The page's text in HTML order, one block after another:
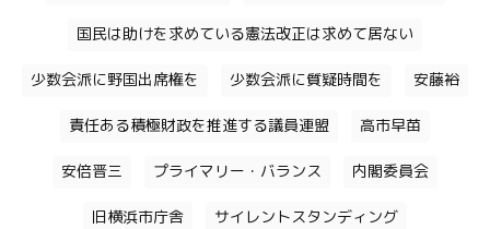
国民は助けを求めている憲法改正は求めて居ない
少数会派に野国出席権を 少数会派に質疑時間を 安藤裕
責任ある積極財政を推進する議員連盟 高市早苗
安倍晋三 プライマリー・バランス 内閣委員会
旧横浜市庁舎 サイレントスタンディング